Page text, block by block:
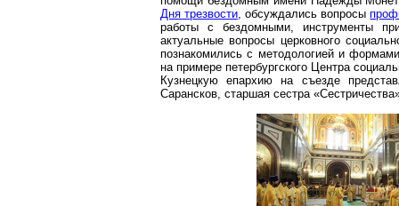
Дня трезвости, обсуждались вопросы
работы с бездомными, инструменты
актуальные вопросы церковного
познакомились с методологией и
на примере петербургского Центра
Кузнецкую епархию на съезде
Сарансков, старшая сестра «Сестричества